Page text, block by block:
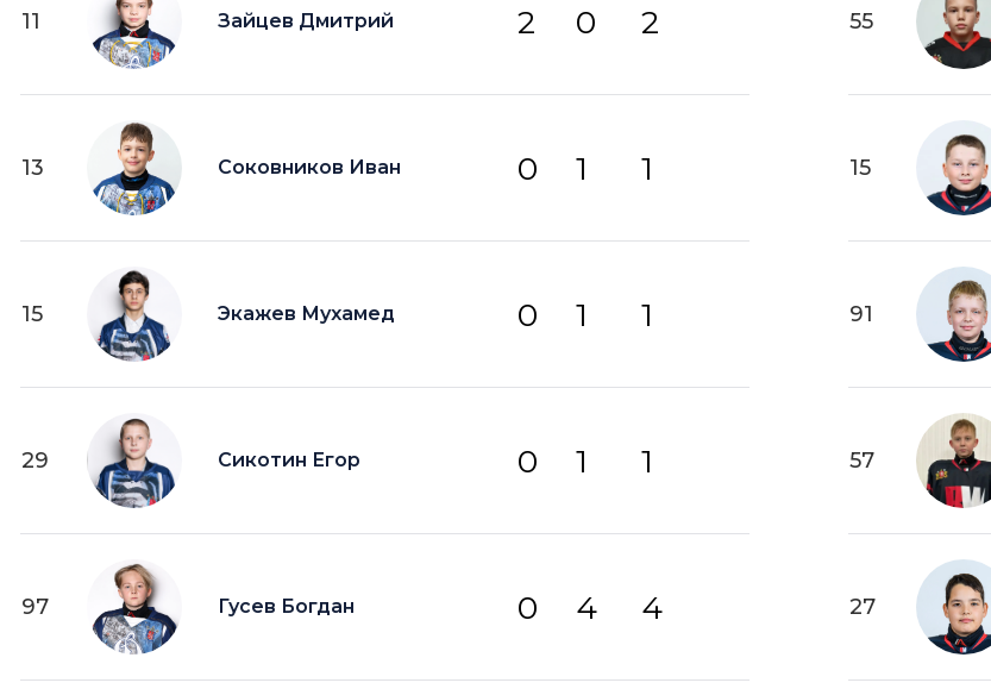
11 Зайцев Дмитрий 2 0 2
13 Соковников Иван 0 1 1
15 Экажев Мухамед 0 1 1
29 Сикотин Егор 0 1 1
97 Гусев Богдан 0 4 4
55
15
91
57
27